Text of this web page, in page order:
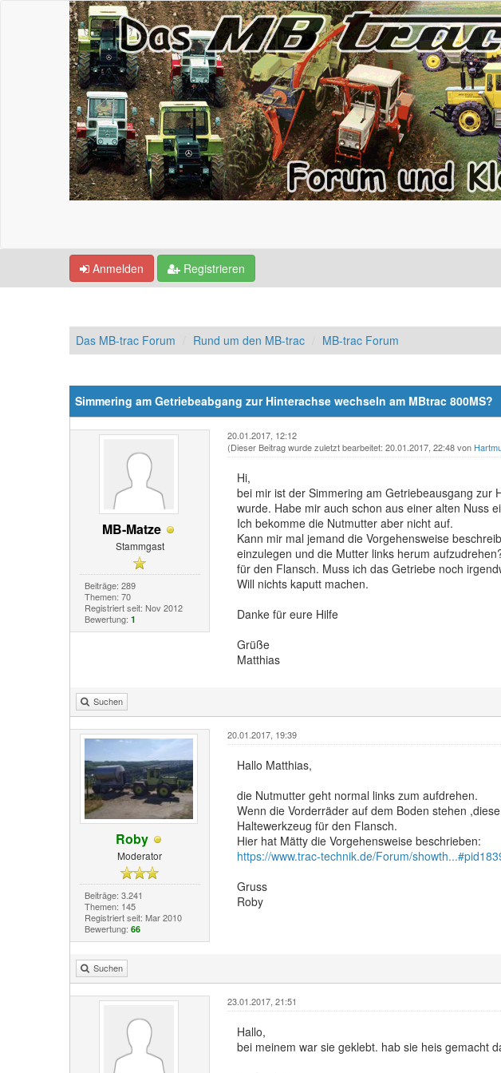
Anmelden Registrieren
Das MB-trac Forum Rund um den MB-trac MB-trac Forum
Simmering am Getriebeabgang zur Hinterachse wechseln am MBtrac 800MS?
MB-Matze
Stammgast
Beiträge: 289
Themen: 70
Registriert seit: Nov 2012
Bewertung: 1
20.01.2017, 12:12
(Dieser Beitrag wurde zuletzt bearbeitet: 20.01.2017, 22:48 von
Hi,
bei mir ist der Simmering am Getriebeausgang zur
wurde. Habe mir auch schon aus einer alten Nuss
Ich bekomme die Nutmutter aber nicht auf.
Kann mir mal jemand die Vorgehensweise
einzulegen und die Mutter links herum
für den Flansch. Muss ich das Getriebe noch
Will nichts kaputt machen.
Danke für eure Hilfe
Grüße
Matthias
Suchen
Roby
Moderator
Beiträge: 3.241
Themen: 145
Registriert seit: Mar 2010
Bewertung: 66
20.01.2017, 19:39
Hallo Matthias,
die Nutmutter geht normal links zum aufdrehen.
Wenn die Vorderräder auf dem Boden stehen
Haltewerkzeug für den Flansch.
Hier hat Mätty die Vorgehensweise beschrieben:
https://www.trac-technik.de/Forum/
Gruss
Roby
Suchen
23.01.2017, 21:51
Hallo,
bei meinem war sie geklebt. hab sie heis gemacht